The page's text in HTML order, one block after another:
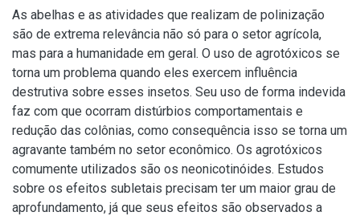
As abelhas e as atividades que realizam de polinização
são de extrema relevância não só para o setor agrícola,
mas para a humanidade em geral. O uso de agrotóxicos se
torna um problema quando eles exercem influência
destrutiva sobre esses insetos. Seu uso de forma indevida
faz com que ocorram distúrbios comportamentais e
redução das colônias, como consequência isso se torna um
agravante também no setor econômico. Os agrotóxicos
comumente utilizados são os neonicotinóides. Estudos
sobre os efeitos subletais precisam ter um maior grau de
aprofundamento, já que seus efeitos são observados a